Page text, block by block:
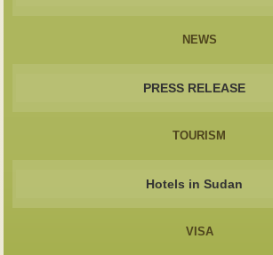
NEWS
PRESS RELEASE
TOURISM
Hotels in Sudan
VISA